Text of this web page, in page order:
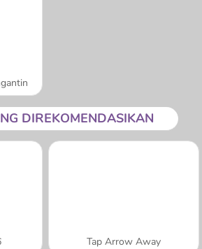
DIREKOMENDASIKAN
Tap Arrow Away